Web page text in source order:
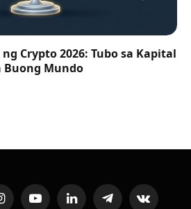
Crypto 2026: Tubo sa Kapital
Buong Mundo
YouTubeLinkedInTelegramVKontakte